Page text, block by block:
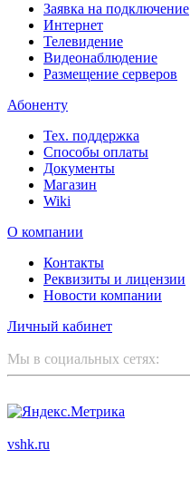
Заявка на подключение
Интернет
Телевидение
Видеонаблюдение
Размещение серверов
Абоненту
Тех. поддержка
Способы оплаты
Документы
Магазин
Wiki
О компании
Контакты
Реквизиты и лицензии
Новости компании
Личный кабинет
Мы в социальных сетях:
vshk.ru